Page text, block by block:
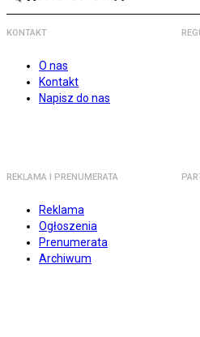
KONTAKT
O nas
Kontakt
Napisz do nas
REKLAMA I PRENUMERATA
Reklama
Ogłoszenia
Prenumerata
Archiwum